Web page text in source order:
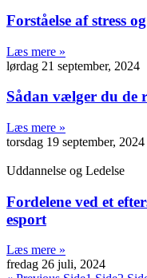
Forståelse af stress
Læs mere »
lørdag 21 september, 2024
Sådan vælger du de
Læs mere »
torsdag 19 september, 2024
Uddannelse og Ledelse
Fordelene ved et
esport
Læs mere »
fredag 26 juli, 2024